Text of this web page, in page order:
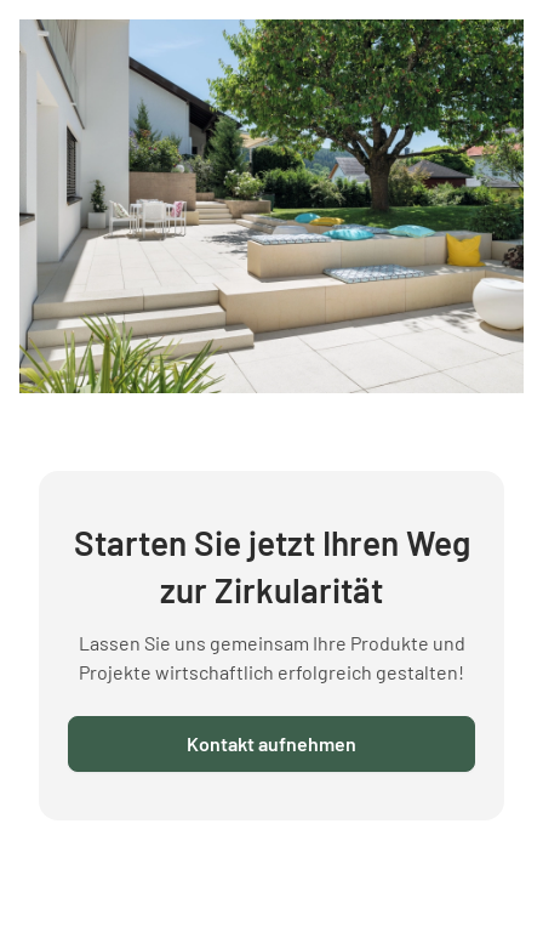
Starten Sie jetzt Ihren Weg
zur Zirkularität
Lassen Sie uns gemeinsam Ihre Produkte und
Projekte wirtschaftlich erfolgreich gestalten!
Kontakt aufnehmen